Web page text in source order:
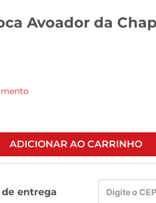
Avoador da
ADICIONAR AO CARRINHO
entrega